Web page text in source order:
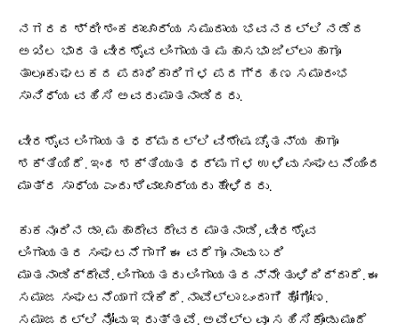
ನಗರದ ಶ್ರೀ ಶಂಕರಾಚಾರ್ಯ ಸಮುದಾಯ ಭವನದಲ್ಲಿ ನಡೆದ
ಅಖಿಲ ಭಾರತ ವೀರಶೈವ ಲಿಂಗಾಯತ ಮಹಾಸಭಾ ಜಿಲ್ಲಾ ಹಾಗೂ
ತಾಲೂಕು ಘಟಕದ ಪದಾಧಿಕಾರಿಗಳ ಪದಗ್ರಹಣ ಸಮಾರಂಭ
ಸಾನಿಧ್ಯ ವಹಿಸಿ ಅವರು ಮಾತನಾಡಿದರು.
ವೀರಶೈವ ಲಿಂಗಾಯತ ಧರ್ಮದಲ್ಲಿ ವಿಶೇಷ ಚೈತನ್ಯ ಹಾಗೂ
ಶಕ್ತಿಯಿದೆ. ಇಂಥ ಶಕ್ತಿಯುತ ಧರ್ಮಗಳ ಉಳಿವು ಸಂಘಟನೆಯಿಂದ
ಮಾತ್ರ ಸಾಧ್ಯ ಎಂದು ಶಿವಾಚಾರ್ಯರು ಹೇಳಿದರು.
ಕುಕನೂರಿನ ಡಾ. ಮಹಾದೇವ ದೇವರ ಮಾತನಾಡಿ, ವೀರಶೈವ
ಲಿಂಗಾಯತರ ಸಂಘಟನೆಗಾಗಿ ಈ ವರೆಗೂ ನಾವು ಬರಿ
ಮಾತನಾಡಿದ್ದೇವೆ. ಲಿಂಗಾಯತರು ಲಿಂಗಾಯತರನ್ನೇ ತುಳಿದಿದ್ದಾರೆ. ಈ
ಸಮಾಜ ಸಂಘಟನೆಯಾಗಬೇಕಿದೆ. ನಾವೆಲ್ಲಾ ಒಂದಾಗಿ ಹೋಗೋಣ.
ಸಮಾಜದಲ್ಲಿ ನೋವು ಇರುತ್ತವೆ. ಅವೆಲ್ಲವೂ ಸಹಿಸಿಕೊಂಡು ಮುಂದೆ